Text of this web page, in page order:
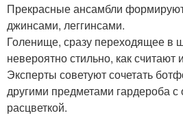
Прекрасные ансамбли
джинсами, леггинсами.
Голенище, сразу переходящее в
невероятно стильно, как
Эксперты советуют сочетать
другими предметами гардероба с
расцветкой.